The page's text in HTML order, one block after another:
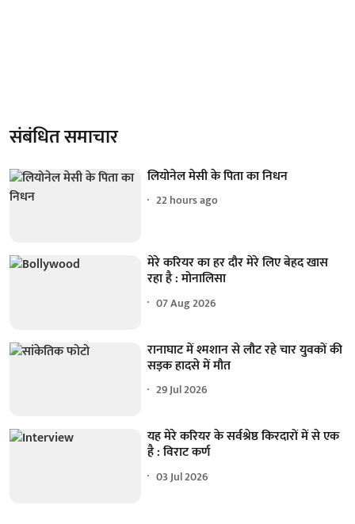
संबंधित समाचार
लियोनेल मेसी के पिता का निधन
22 hours ago
मेरे करियर का हर दौर मेरे लिए बेहद खास
रहा है : मोनालिसा
07 Aug 2026
रानाघाट में श्मशान से लौट रहे चार युवकों की
सड़क हादसे में मौत
29 Jul 2026
यह मेरे करियर के सर्वश्रेष्ठ किरदारों में से एक
है : विराट कर्ण
03 Jul 2026